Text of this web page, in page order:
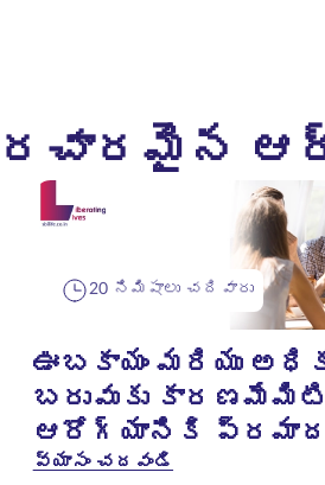
20 నిమిషాలు చదివారు
ఊబకాయం మరియు
బరువుకు
ఆరోగ్యానికి ప్రమాద
వ్యాసం చదవండి